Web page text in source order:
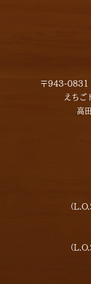
〒943-0831
えちご
高
（
（